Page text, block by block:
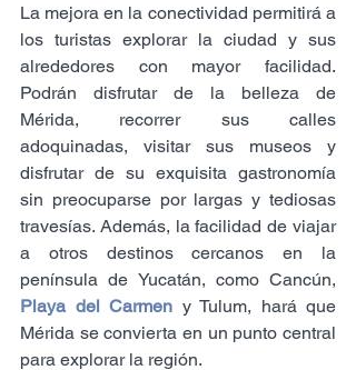
La mejora en la conectividad permitirá a
los turistas explorar la ciudad y sus
alrededores con mayor facilidad.
Podrán disfrutar de la belleza de
Mérida, recorrer sus calles
adoquinadas, visitar sus museos y
disfrutar de su exquisita gastronomía
sin preocuparse por largas y tediosas
travesías. Además, la facilidad de viajar
a otros destinos cercanos en la
Playa del Carmen y Tulum, hará que
Mérida se convierta en un punto central
para explorar la región.